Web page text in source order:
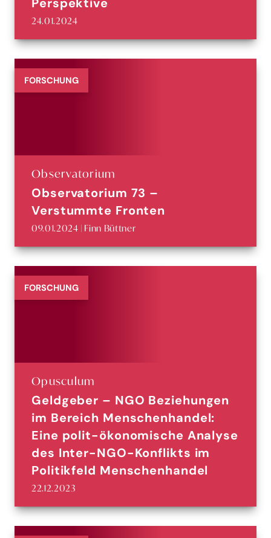
24.01.2024
FORSCHUNG
Observatorium
Observatorium 73 –
Verstummte Fronten
09.01.2024 | Finn Büttner
FORSCHUNG
Opusculum
Geldgeber – NGO Beziehungen
im Bereich Menschenhandel:
Eine polit-ökonomische Analyse
des Inter-NGO-Konflikts im
Politikfeld Menschenhandel
22.12.2023